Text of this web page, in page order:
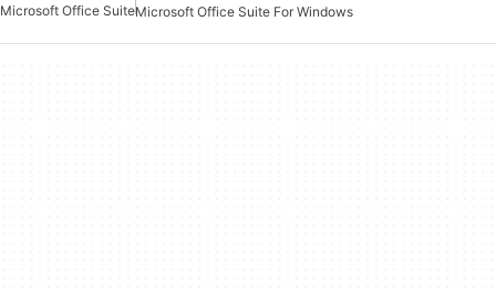
Microsoft Office SuiteMicrosoft Office Suite For Windows